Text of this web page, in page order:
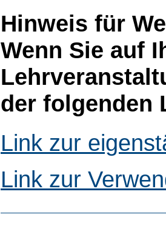
Hinweis für
Wenn Sie auf
der folgenden
Link zur
Link zur